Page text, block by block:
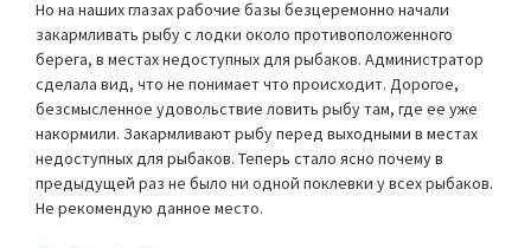
Но на наших глазах рабочие базы безцеремонно начали
закармливать рыбу с лодки около противоположенного
берега, в местах недоступных для рыбаков. Администратор
сделала вид, что не понимает что происходит. Дорогое,
безсмысленное удовольствие ловить рыбу там, где ее уже
накормили. Закармливают рыбу перед выходными в местах
недоступных для рыбаков. Теперь стало ясно почему в
предыдущей раз не было ни одной поклевки у всех рыбаков.
Не рекомендую данное место.